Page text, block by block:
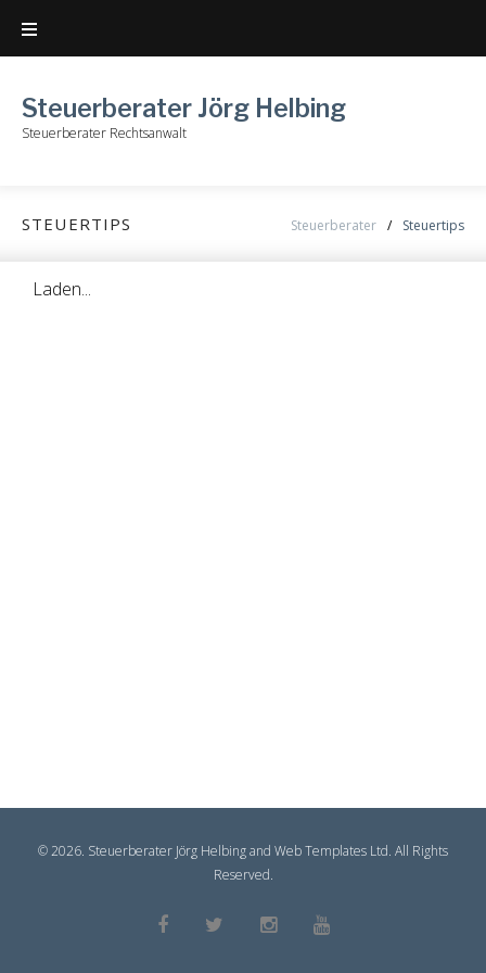
Steuerberater Jörg Helbing
Steuerberater Rechtsanwalt
STEUERTIPS Steuerberater / Steuertips
Laden...
© 2026. Steuerberater Jörg Helbing and Web Templates Ltd. All Rights
Reserved.